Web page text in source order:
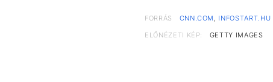
FORRÁS CNN.COM , INFOSTART.HU
ELŐNÉZETI KÉP:
GETTY IMAGES